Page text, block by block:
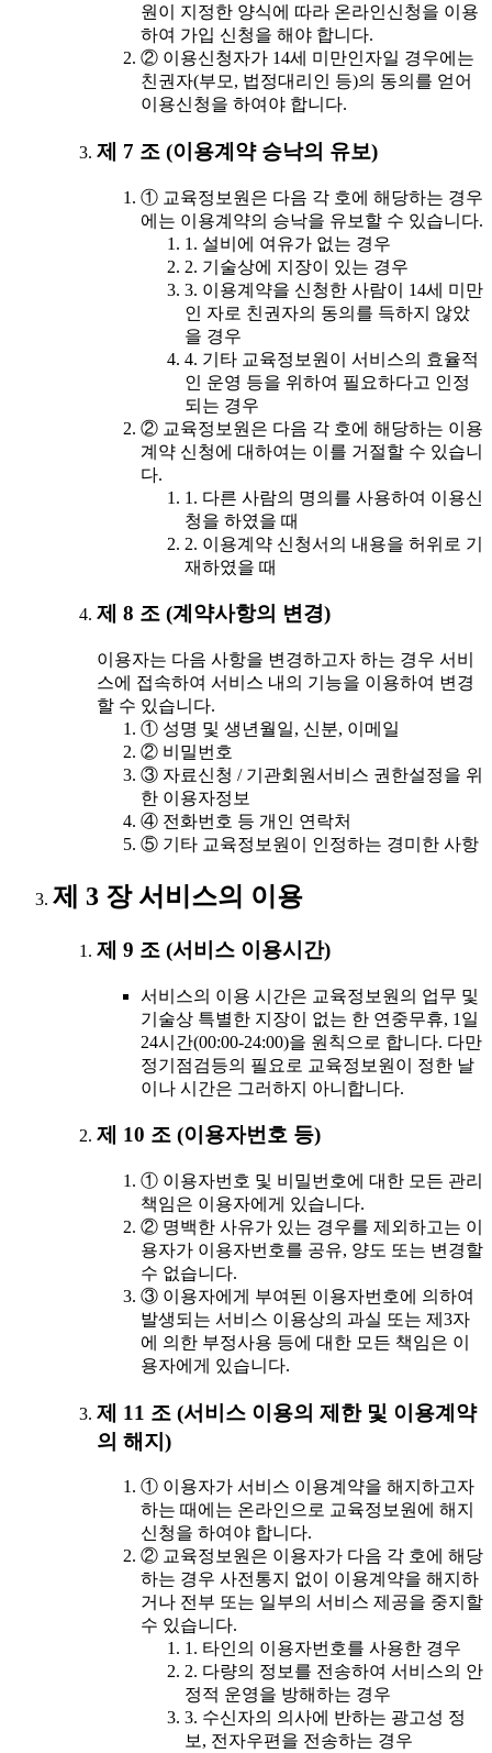
원이 지정한 양식에 따라 온라인신청을 이용
하여 가입 신청을 해야 합니다.
② 이용신청자가 14세 미만인자일 경우에는
친권자(부모, 법정대리인 등)의 동의를 얻어
이용신청을 하여야 합니다.
제 7 조 (이용계약 승낙의 유보)
① 교육정보원은 다음 각 호에 해당하는 경우
에는 이용계약의 승낙을 유보할 수 있습니다.
1. 설비에 여유가 없는 경우
2. 기술상에 지장이 있는 경우
3. 이용계약을 신청한 사람이 14세 미만
인 자로 친권자의 동의를 득하지 않았
을 경우
4. 기타 교육정보원이 서비스의 효율적
인 운영 등을 위하여 필요하다고 인정
되는 경우
② 교육정보원은 다음 각 호에 해당하는 이용
계약 신청에 대하여는 이를 거절할 수 있습니
다.
1. 다른 사람의 명의를 사용하여 이용신
청을 하였을 때
2. 이용계약 신청서의 내용을 허위로 기
재하였을 때
제 8 조 (계약사항의 변경)
이용자는 다음 사항을 변경하고자 하는 경우 서비
스에 접속하여 서비스 내의 기능을 이용하여 변경
할 수 있습니다.
① 성명 및 생년월일, 신분, 이메일
② 비밀번호
③ 자료신청 / 기관회원서비스 권한설정을 위
한 이용자정보
④ 전화번호 등 개인 연락처
⑤ 기타 교육정보원이 인정하는 경미한 사항
제 3 장 서비스의 이용
제 9 조 (서비스 이용시간)
서비스의 이용 시간은 교육정보원의 업무 및
기술상 특별한 지장이 없는 한 연중무휴, 1일
24시간(00:00-24:00)을 원칙으로 합니다. 다만
정기점검등의 필요로 교육정보원이 정한 날
이나 시간은 그러하지 아니합니다.
제 10 조 (이용자번호 등)
① 이용자번호 및 비밀번호에 대한 모든 관리
책임은 이용자에게 있습니다.
② 명백한 사유가 있는 경우를 제외하고는 이
용자가 이용자번호를 공유, 양도 또는 변경할
수 없습니다.
③ 이용자에게 부여된 이용자번호에 의하여
발생되는 서비스 이용상의 과실 또는 제3자
에 의한 부정사용 등에 대한 모든 책임은 이
용자에게 있습니다.
제 11 조 (서비스 이용의 제한 및 이용계약
의 해지)
① 이용자가 서비스 이용계약을 해지하고자
하는 때에는 온라인으로 교육정보원에 해지
신청을 하여야 합니다.
② 교육정보원은 이용자가 다음 각 호에 해당
하는 경우 사전통지 없이 이용계약을 해지하
거나 전부 또는 일부의 서비스 제공을 중지할
수 있습니다.
1. 타인의 이용자번호를 사용한 경우
2. 다량의 정보를 전송하여 서비스의 안
정적 운영을 방해하는 경우
3. 수신자의 의사에 반하는 광고성 정
보, 전자우편을 전송하는 경우